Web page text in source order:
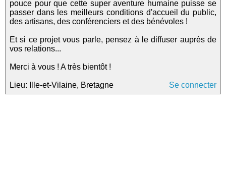
pouce pour que cette super aventure humaine puisse se
passer dans les meilleurs conditions d'accueil du public,
des artisans, des conférenciers et des bénévoles !
Et si ce projet vous parle, pensez à le diffuser auprès de
vos relations...
Merci à vous ! A très bientôt !
Lieu: Ille-et-Vilaine, Bretagne Se connecter